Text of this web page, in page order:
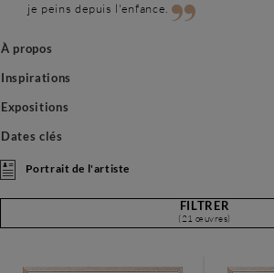
je peins depuis l'enfance.
À propos
Inspirations
Expositions
Dates clés
Portrait de l'artiste
FILTRER
(21 œuvres)